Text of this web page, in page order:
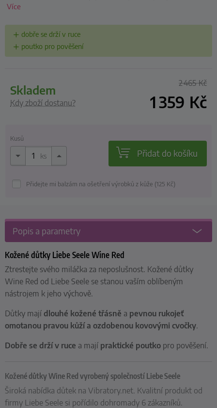
Více
dobře se drží v ruce
poutko pro pověšení
skladem
Kdy zboží dostanu?
2 465Kč
1 359 Kč
Kusů
ks Přidat do košíku
Přidejte mi balzám na ošetření výrobků z kůže (125 Kč)
Popis a parametry
Kožené důtky Liebe Seele Wine Red
Ztrestejte svého miláčka za neposlušnost. Kožené důtky
Wine Red od Liebe Seele se stanou vaším oblíbeným
nástrojem k jeho výchově.
Důtky mají dlouhé kožené třásně a pevnou rukojeť
omotanou pravou kůží a ozdobenou kovovými cvočky.
Dobře se drží v ruce a mají praktické poutko pro pověšení.
Kožené důtky Wine Red vyrobený společností Liebe Seele
Široká nabídka důtek na Vibratory.net. Kvalitní produkt od
firmy Liebe Seele si pořídilo dohromady 6 zákazníků.